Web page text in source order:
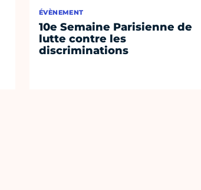
ÉVÈNEMENT
10e Semaine Parisienne de
lutte contre les
discriminations